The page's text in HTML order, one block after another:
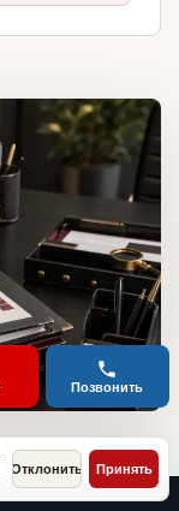
Отклонить Принять
Позвонить